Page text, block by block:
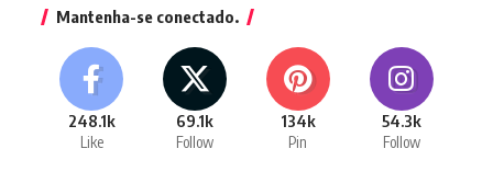
Mantenha-se conectado.
248.1k
Like
69.1k
Follow
134k
Pin
54.3k
Follow